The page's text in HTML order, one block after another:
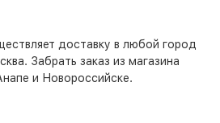
доставку в любой город
. Забрать заказ из магазина
и Новороссийске.